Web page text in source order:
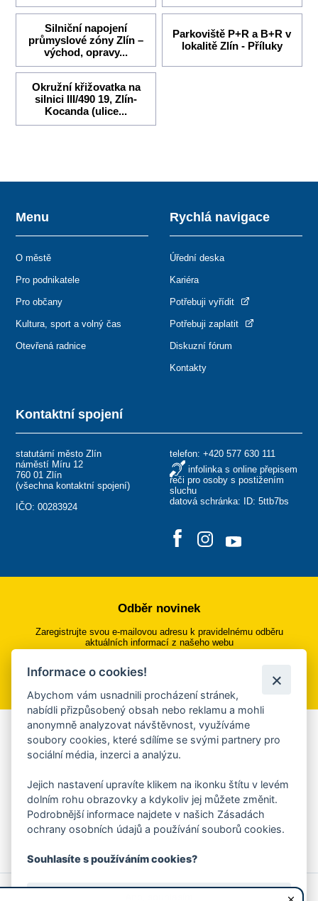
Silniční napojení
průmyslové zóny Zlín –
východ, opravy...
Parkoviště P+R a B+R v
lokalitě Zlín - Příluky
Okružní křižovatka na
silnici III/490 19, Zlín-
Kocanda (ulice...
Kontaktní spojení
statutární město Zlín
náměstí Míru 12
760 01 Zlín
(všechna kontaktní spojení)
IČO: 00283924
telefon: +420 577 630 111
infolinka s online přepisem
řeči pro osoby s postižením
sluchu
datová schránka: ID: 5ttb7bs
Menu
O městě
Pro podnikatele
Pro občany
Kultura, sport a volný čas
Otevřená radnice
Rychlá navigace
Úřední deska
Kariéra
Potřebuji vyřídit
Potřebuji zaplatit
Diskuzní fórum
Kontakty
Odběr novinek
Zaregistrujte svou e-mailovou adresu k pravidelnému odběru
aktuálních informací z našeho webu
Přihlásit se k odběru
Aplikace Mobilní rozhlas
Chcete dostávat do svého mobilu či mailu upozornění na
ankety, pozvánky na kulturní a sportovní akce?
Více informací o aplikaci
© 2026 Magistrát města Zlína
Prohlášení o používání cookies
Informace o cookies!
Abychom vám usnadnili procházení stránek,
nabídli přizpůsobený obsah nebo reklamu a mohli
anonymně analyzovat návštěvnost, využíváme
soubory cookies, které sdílíme se svými partnery pro
sociální média, inzerci a analýzu.
Jejich nastavení upravíte klikem na ikonku štítu v levém
dolním rohu obrazovky a kdykoliv jej můžete změnit.
Podrobnější informace najdete v našich Zásadách
ochrany osobních údajů a používání souborů cookies.
Souhlasíte s používáním cookies?